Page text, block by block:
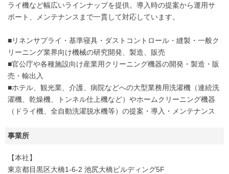
ライ機など幅広いラインナップを提供。導入時の提案から運用サ
ポート、メンテナンスまで一貫して対応しています。
■リネンサプライ・基準寝具・ダストコントロール・縫製・一般ク
リーニング業界向け機械の研究開発、製造、販売
■官公庁や各種施設向け産業用クリーニング機器の開発・製造・販
売・輸出入
■ホテル、観光業、介護、病院などへの大型業務用洗濯機（連続洗
濯機、乾燥機、トンネル仕上機など）やホームクリーニング機器
（ドライ機、全自動洗濯脱水機等）の提案・導入・メンテナンス
事業所
【本社】
東京都目黒区大橋1-6-2 池尻大橋ビルディング5F